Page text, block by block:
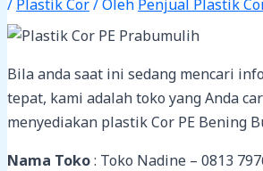
/ Plastik Cor/ Oleh Penjual Plastik
Bila anda saat ini sedang mencari
tepat, kami adalah toko yang Anda
menyediakan plastik Cor PE Bening
Nama Toko: Toko Nadine – 0813